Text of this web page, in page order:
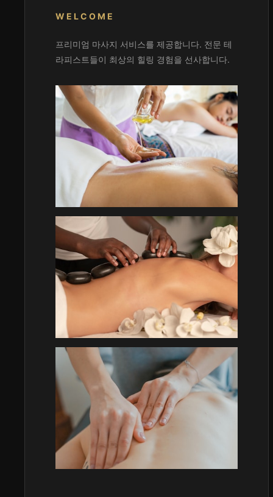
WELCOME
프리미엄 마사지 서비스를 제공합니다. 전문 테
라피스트들이 최상의 힐링 경험을 선사합니다.